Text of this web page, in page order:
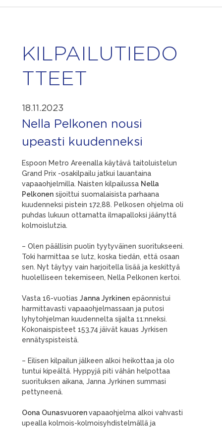
KILPAILUTIEDO
TTEET
18.11.2023
Nella Pelkonen nousi
upeasti kuudenneksi
Espoon Metro Areenalla käytävä taitoluistelun
Grand Prix -osakilpailu jatkui lauantaina
vapaaohjelmilla. Naisten kilpailussa Nella
Pelkonen sijoittui suomalaisista parhaana
kuudenneksi pistein 172,88. Pelkosen ohjelma oli
puhdas lukuun ottamatta ilmapalloksi jäänyttä
kolmoislutzia.
– Olen päällisin puolin tyytyväinen suoritukseeni.
Toki harmittaa se lutz, koska tiedän, että osaan
sen. Nyt täytyy vain harjoitella lisää ja keskittyä
huolelliseen tekemiseen, Nella Pelkonen kertoi.
Vasta 16-vuotias Janna Jyrkinen epäonnistui
harmittavasti vapaaohjelmassaan ja putosi
lyhytohjelman kuudennelta sijalta 11:nneksi.
Kokonaispisteet 153,74 jäivät kauas Jyrkisen
ennätyspisteistä.
– Eilisen kilpailun jälkeen alkoi heikottaa ja olo
tuntui kipeältä. Hyppyjä piti vähän helpottaa
suorituksen aikana, Janna Jyrkinen summasi
pettyneenä.
Oona Ounasvuorenvapaaohjelma alkoi vahvasti
upealla kolmois-kolmoisyhdistelmällä ja